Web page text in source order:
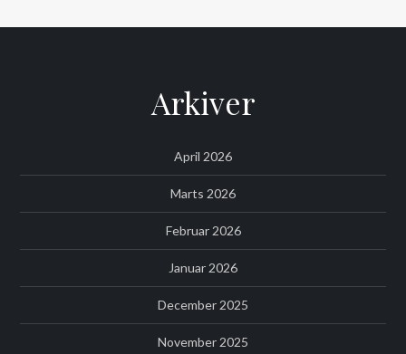
Arkiver
April 2026
Marts 2026
Februar 2026
Januar 2026
December 2025
November 2025